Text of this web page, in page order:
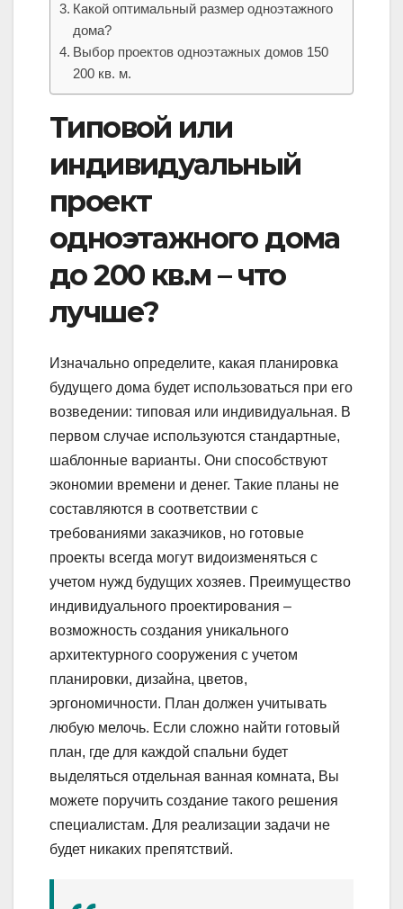
Какой оптимальный размер одноэтажного
дома?
Выбор проектов одноэтажных домов 150
200 кв. м.
Типовой или
индивидуальный
проект
одноэтажного дома
до 200 кв.м – что
лучше?
Изначально определите, какая планировка
будущего дома будет использоваться при его
возведении: типовая или индивидуальная. В
первом случае используются стандартные,
шаблонные варианты. Они способствуют
экономии времени и денег. Такие планы не
составляются в соответствии с
требованиями заказчиков, но готовые
проекты всегда могут видоизменяться с
учетом нужд будущих хозяев. Преимущество
индивидуального проектирования –
возможность создания уникального
архитектурного сооружения с учетом
планировки, дизайна, цветов,
эргономичности. План должен учитывать
любую мелочь. Если сложно найти готовый
план, где для каждой спальни будет
выделяться отдельная ванная комната, Вы
можете поручить создание такого решения
специалистам. Для реализации задачи не
будет никаких препятствий.